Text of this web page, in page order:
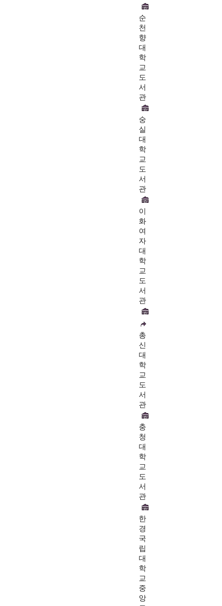
순
천
향
대
학
교
도
서
관
숭
실
대
학
교
도
서
관
이
화
여
자
대
학
교
도
서
관
총
신
대
학
교
도
서
관
충
청
대
학
교
도
서
관
한
경
국
립
대
학
교
중
앙